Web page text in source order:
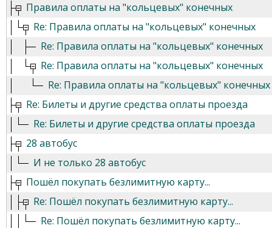
Правила оплаты на "кольцевых" конечных
Re: Правила оплаты на "кольцевых" конечных
Re: Правила оплаты на "кольцевых" конечных
Re: Правила оплаты на "кольцевых" конечных
Re: Правила оплаты на "кольцевых" конечных
Re: Билеты и другие средства оплаты проезда
Re: Билеты и другие средства оплаты проезда
28 автобус
И не только 28 автобус
Пошёл покупать безлимитную карту...
Re: Пошёл покупать безлимитную карту...
Re: Пошёл покупать безлимитную карту...